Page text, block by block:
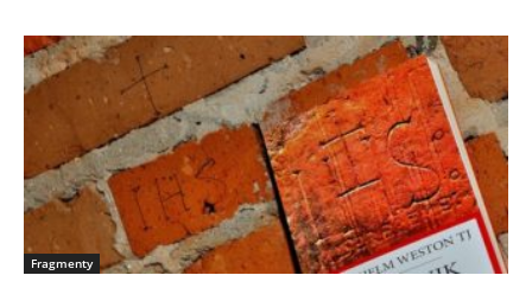
Fragmenty